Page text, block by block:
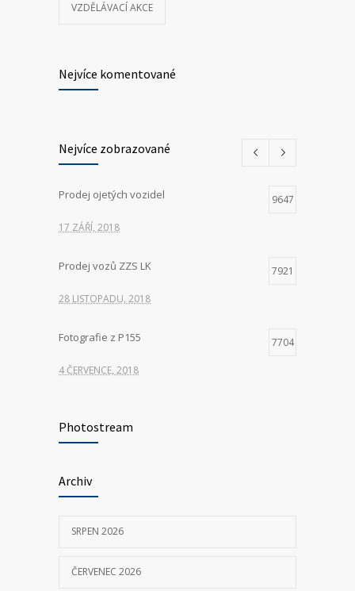
VZDĚLÁVACÍ AKCE
Nejvíce komentované
Nejvíce zobrazované
Prodej ojetých vozidel 9647
17 ZÁŘÍ, 2018
Prodej vozů ZZS LK 7921
28 LISTOPADU, 2018
Fotografie z P155 7704
4 ČERVENCE, 2018
VOZIDLA ZDRAVOTNICKÉ ZÁCHRANNÉ
SLUŽBY
11 ČERVNA, 2018
Photostream
Archiv
SRPEN 2026
ČERVENEC 2026